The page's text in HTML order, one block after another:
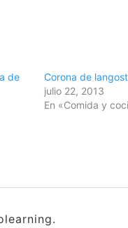
de
Corona de
julio 22, 2013
En «Comida y